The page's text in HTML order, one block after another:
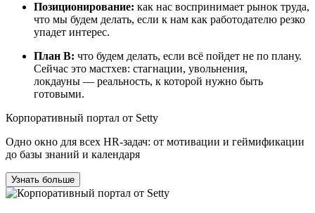
Позиционирование: как нас воспринимает рынок труда,
что мы будем делать, если к нам как работодателю резко
упадет интерес.
План B: что будем делать, если всё пойдет не по плану.
Сейчас это мастхев: стагнации, увольнения,
локдауны — реальность, к которой нужно быть
готовыми.
Корпоративный портал от Setty
Одно окно для всех HR‑задач: от мотивации и геймификации
до базы знаний и календаря
Узнать больше